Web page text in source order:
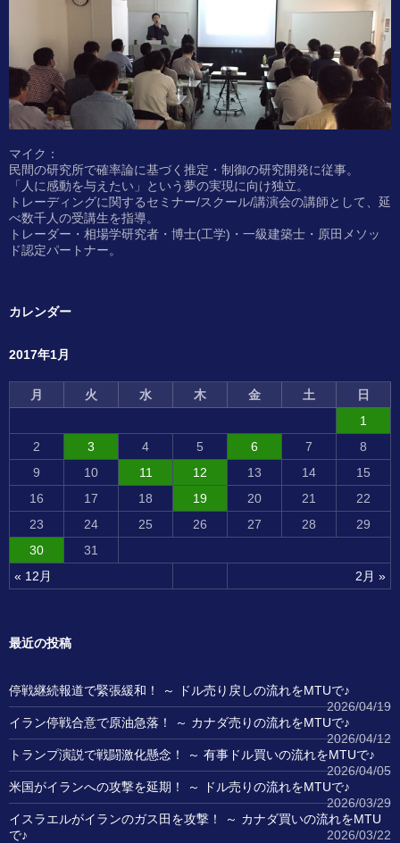
マイク：
民間の研究所で確率論に基づく推定・制御の研究開発に従事。
「人に感動を与えたい」という夢の実現に向け独立。
トレーディングに関するセミナー/スクール/講演会の講師として、延
べ数千人の受講生を指導。
トレーダー・相場学研究者・博士(工学)・一級建築士・原田メソッ
ド認定パートナー。
カレンダー
2017年1月
月 火 水 木 金 土 日
« 12月 2月 »
1
2
3 4 5 6 7
8
9
10 11 12 13 14
15
16
17 18 19 20 21
22
23
24 25 26 27 28
29
30
31
最近の投稿
停戦継続報道で緊張緩和！ ～ ドル売り戻しの流れをMTUで♪
2026/04/19
イラン停戦合意で原油急落！ ～ カナダ売りの流れをMTUで♪
2026/04/12
トランプ演説で戦闘激化懸念！ ～ 有事ドル買いの流れをMTUで♪
2026/04/05
米国がイランへの攻撃を延期！ ～ ドル売りの流れをMTUで♪
2026/03/29
イスラエルがイランのガス田を攻撃！ ～ カナダ買いの流れをMTU
で♪
2026/03/22